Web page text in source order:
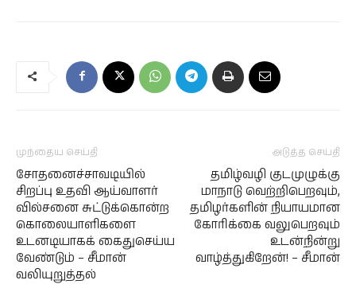
முந்தைய செய்தி
சோதனைச்சாவடியில்
சிறப்பு உதவி ஆய்வாளர்
வில்சனை சுட்டுக்கொன்ற
கொலையாளிகளை
உடனடியாகக் கைதுசெய்ய
வேண்டும் – சீமான்
வலியுறுத்தல்
அடுத்த செய்தி
தமிழ்வழி குடமுழுக்கு
மாநாடு வெற்றிபெறவும்,
தமிழர்களின் நியாயமான
கோரிக்கை வலுபெறவும்
உடன்நின்று
வாழ்த்துகிறேன்! – சீமான்